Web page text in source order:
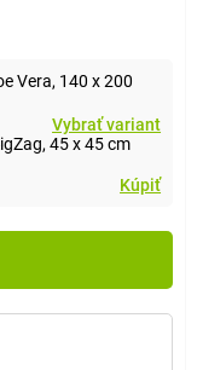
Vera, 140 x 200
Vybrať variant
45 x 45 cm
Kúpiť